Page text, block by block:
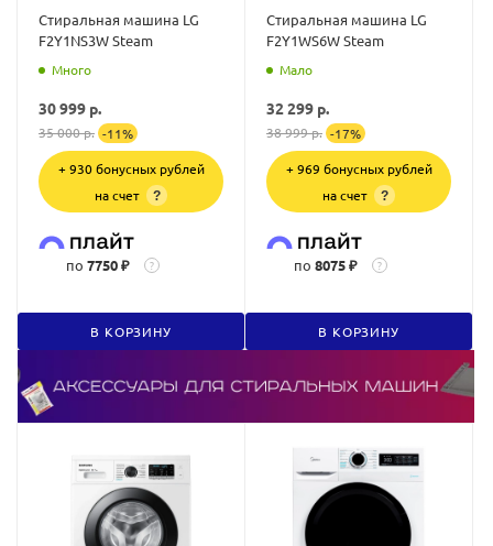
Стиральная машина LG
F2Y1NS3W Steam
Много
30 999 р.
35 000р. -11%
+ 930 бонусных рублей
на счет
?
по 7750 ₽ ?
В КОРЗИНУ
Стиральная машина LG
F2Y1WS6W Steam
Мало
32 299 р.
38 999р. -17%
+ 969 бонусных рублей
на счет
?
по 8075 ₽ ?
В КОРЗИНУ